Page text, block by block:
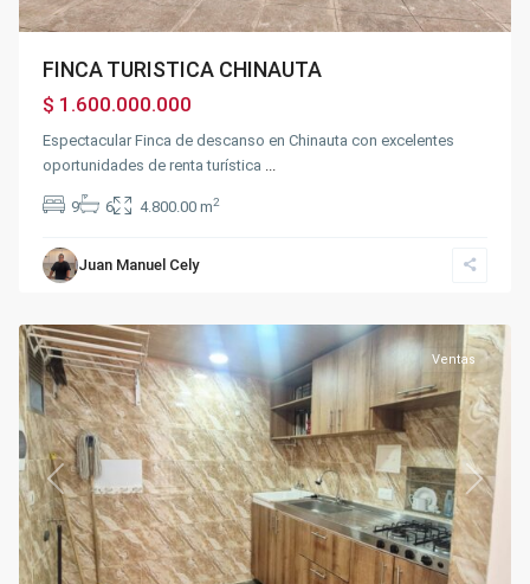
FINCA TURISTICA CHINAUTA
$ 1.600.000.000
Espectacular Finca de descanso en Chinauta con excelentes
oportunidades de renta turística
9 6 4.800.00 m2
Juan Manuel Cely
Silvania
Previous Next
Ventas